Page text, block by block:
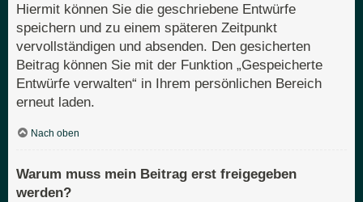
Hiermit können Sie die geschriebene Entwürfe
speichern und zu einem späteren Zeitpunkt
vervollständigen und absenden. Den gesicherten
Beitrag können Sie mit der Funktion „Gespeicherte
Entwürfe verwalten“ in Ihrem persönlichen Bereich
erneut laden.
Nach oben
Warum muss mein Beitrag erst freigegeben
werden?